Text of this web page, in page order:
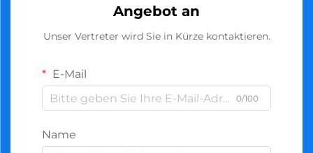
Angebot an
Unser Vertreter wird Sie in Kürze kontaktieren.
E-Mail
0/100
Name